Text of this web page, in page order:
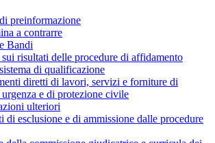
preinformazione
a contrarre
Bandi
risultati delle procedure di affidamento
di qualificazione
diretti di lavori, servizi e forniture di
urgenza e di protezione civile
ulteriori
di esclusione e di ammissione dalle procedure